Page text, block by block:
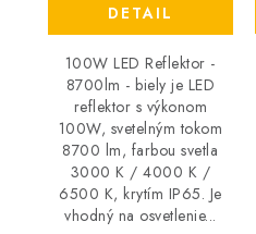
DETAIL
100W LED Reflektor -
8700lm - biely je LED
reflektor s výkonom
100W, svetelným tokom
8700 lm, farbou svetla
3000 K / 4000 K /
6500 K, krytím IP65. Je
vhodný na osvetlenie...